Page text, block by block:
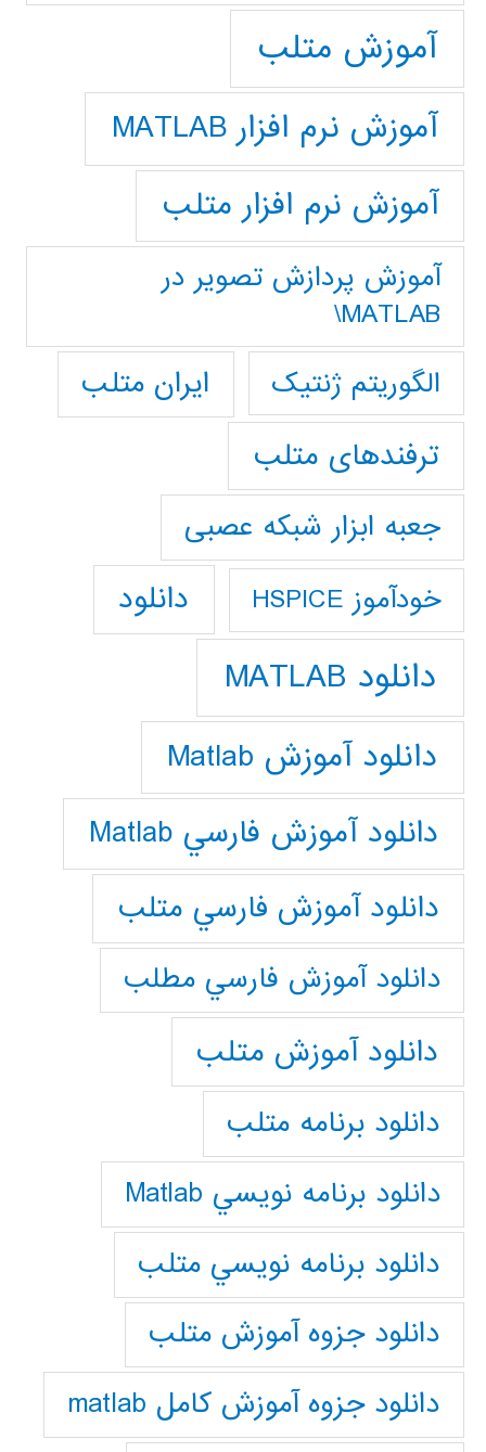
آموزش متلب
آموزش نرم افزار MATLAB
آموزش نرم افزار متلب
آموزش پردازش تصوير در
MATLAB\
الگوریتم ژنتیک
ایران متلب
ترفندهای متلب
جعبه ابزار شبکه عصبی
خودآموز HSPICE دانلود
دانلود MATLAB
دانلود آموزش Matlab
دانلود آموزش فارسي Matlab
دانلود آموزش فارسي متلب
دانلود آموزش فارسي مطلب
دانلود آموزش متلب
دانلود برنامه متلب
دانلود برنامه نويسي Matlab
دانلود برنامه نويسي متلب
دانلود جزوه آموزش متلب
دانلود جزوه آموزش کامل matlab